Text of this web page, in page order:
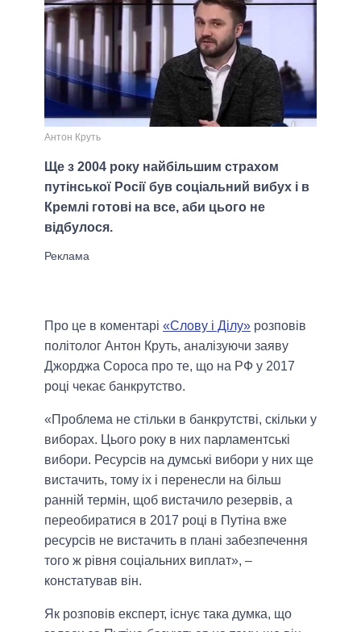
Антон Круть
Ще з 2004 року найбільшим страхом
путінської Росії був соціальний вибух і в
Кремлі готові на все, аби цього не
відбулося.
Про це в коментарі «Слову і Ділу» розповів
політолог Антон Круть, аналізуючи заяву
Джорджа Сороса про те, що на РФ у 2017
році чекає банкрутство.
«Проблема не стільки в банкрутстві, скільки у
виборах. Цього року в них парламентські
вибори. Ресурсів на думські вибори у них ще
вистачить, тому іх і перенесли на більш
ранній термін, щоб вистачило резервів, а
переобиратися в 2017 році в Путіна вже
ресурсів не вистачить в плані забезпечення
того ж рівня соціальних виплат», –
констатував він.
Як розповів експерт, існує така думка, що